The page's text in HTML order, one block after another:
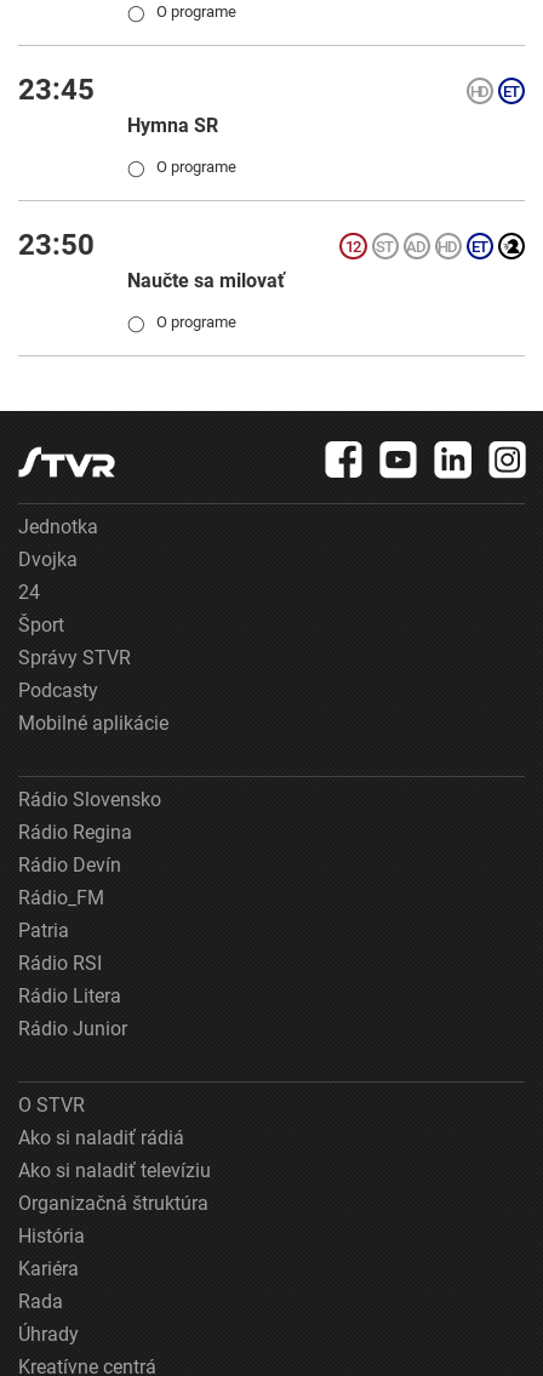
◯ O programe
23:45
Hymna SR
◯ O programe
23:50
Naučte sa milovať
◯ O programe
Jednotka
Dvojka
24
Šport
Správy STVR
Podcasty
Mobilné aplikácie
Rádio Slovensko
Rádio Regina
Rádio Devín
Rádio_FM
Patria
Rádio RSI
Rádio Litera
Rádio Junior
O STVR
Ako si naladiť rádiá
Ako si naladiť televíziu
Organizačná štruktúra
História
Kariéra
Rada
Úhrady
Kreatívne centrá